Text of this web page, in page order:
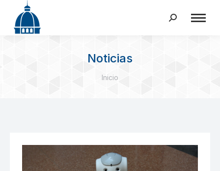
Buscar:
Noticias
Estás aquí:
Inicio